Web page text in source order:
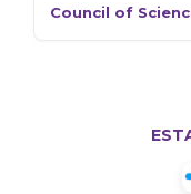
Council of